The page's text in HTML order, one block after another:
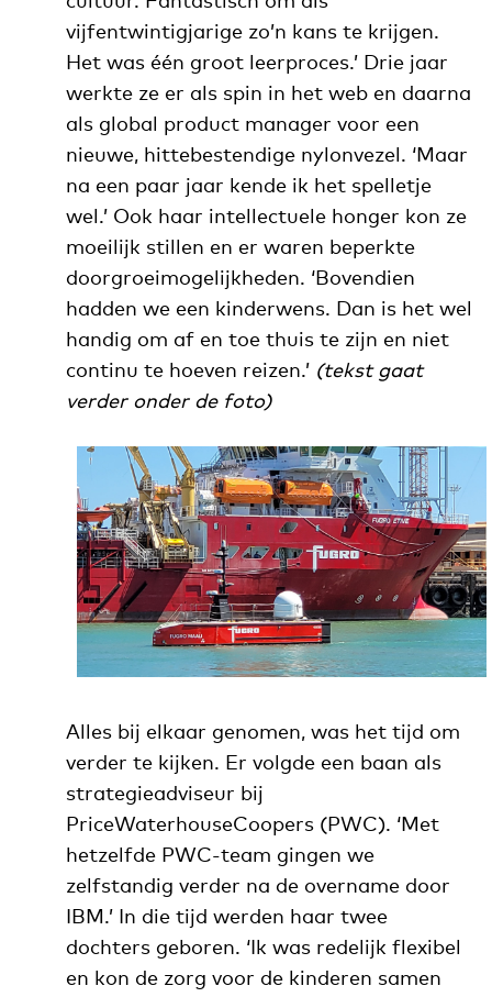
vijfentwintigjarige zo’n kans te krijgen.
Het was één groot leerproces.’ Drie jaar
werkte ze er als spin in het web en daarna
als global product manager voor een
nieuwe, hittebestendige nylonvezel. ‘Maar
na een paar jaar kende ik het spelletje
wel.’ Ook haar intellectuele honger kon ze
moeilijk stillen en er waren beperkte
doorgroeimogelijkheden. ‘Bovendien
hadden we een kinderwens. Dan is het wel
handig om af en toe thuis te zijn en niet
continu te hoeven reizen.’ (tekst gaat
verder onder de foto)
Alles bij elkaar genomen, was het tijd om
verder te kijken. Er volgde een baan als
strategieadviseur bij
PriceWaterhouseCoopers (PWC). ‘Met
hetzelfde PWC-team gingen we
zelfstandig verder na de overname door
IBM.’ In die tijd werden haar twee
dochters geboren. ‘Ik was redelijk flexibel
en kon de zorg voor de kinderen samen